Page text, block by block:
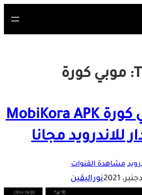
موبي كورة
تحميل موبي كورة MobiKora APK
للاندرويد مجانا
مشاهدة القنوات
نوراليقين